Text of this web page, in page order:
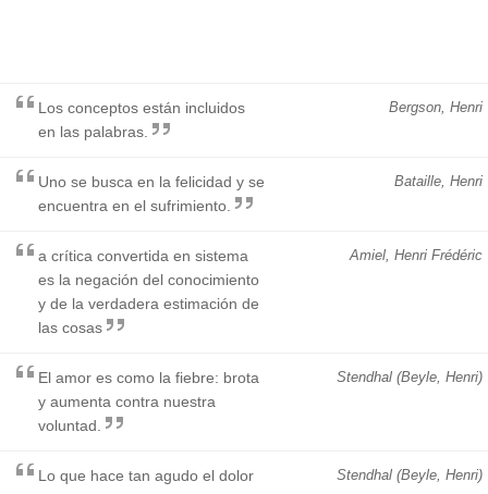
Bergson, Henri
Los conceptos están incluidos
en las palabras.
Bataille, Henri
Uno se busca en la felicidad y se
encuentra en el sufrimiento.
Amiel, Henri Frédéric
a crítica convertida en sistema
es la negación del conocimiento
y de la verdadera estimación de
las cosas
Stendhal (Beyle, Henri)
El amor es como la fiebre: brota
y aumenta contra nuestra
voluntad.
Stendhal (Beyle, Henri)
Lo que hace tan agudo el dolor